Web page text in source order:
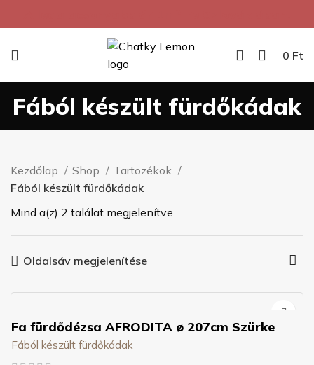
0 Ft
Fából készült fürdőkádak
Kezdőlap Shop
Tartozékok
Fából készült fürdőkádak
Mind a(z) 2 találat megjelenítve
Oldalsáv megjelenítése
Fa fürdődézsa AFRODITA ø 207cm Szürke
Fából készült fürdőkádak